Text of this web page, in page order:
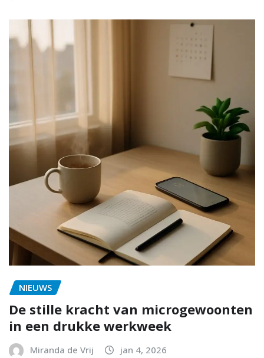
NIEUWS
De stille kracht van microgewoonten
in een drukke werkweek
Miranda de Vrij jan 4, 2026